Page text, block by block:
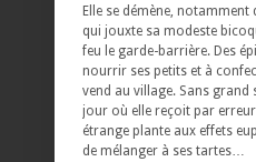
Elle se démène, notamment
qui jouxte sa modeste
feu le garde-barrière. Des
nourrir ses petits et à
vend au village. Sans grand
jour où elle reçoit par erreur
étrange plante aux effets
de mélanger à ses tartes…